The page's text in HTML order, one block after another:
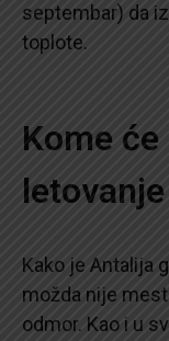
septembar) da
toplote.
Kome
Kako je Antalija
možda nije
odmor. Kao i u